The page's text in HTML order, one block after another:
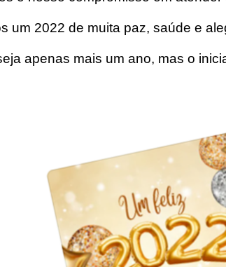
um 2022 de muita paz, saúde e
apenas mais um ano, mas o